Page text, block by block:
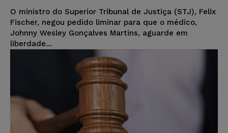
O ministro do Superior Tribunal de Justiça (STJ), Felix
Fischer, negou pedido liminar para que o médico,
Johnny Wesley Gonçalves Martins, aguarde em
liberdade...